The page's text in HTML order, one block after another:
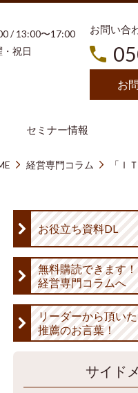
/ 13:00〜17:00
祝日
お問い合
お
セミナー情報
経営専門コラム 「Ｉ
お役立ち資料DL
無料購読できます！
経営専門コラムへ
リーダーから頂いた
推薦のお言葉！
サイド